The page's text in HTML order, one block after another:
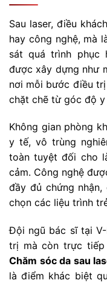
Sau laser, điều
hay công nghệ, mà
sát quá trình phục
được xây dựng như
nơi mỗi bước điều
chặt chẽ từ góc độ y
Không gian phòng
y tế, vô trùng
toàn tuyệt đối cho
cảm. Công nghệ
đầy đủ chứng
chọn các liệu trình
Đội ngũ bác sĩ tại
trị mà còn trực
Chăm sóc da sau
là điểm khác biệt